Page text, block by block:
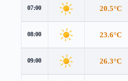
07:00 20.5°C
08:00 23.6°C
09:00 26.3°C